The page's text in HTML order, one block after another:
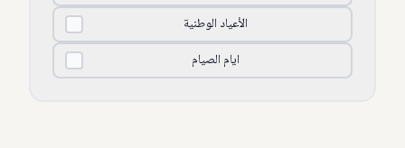
الأعياد الوطنية
ايام الصيام